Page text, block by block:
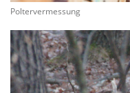
Poltervermessung